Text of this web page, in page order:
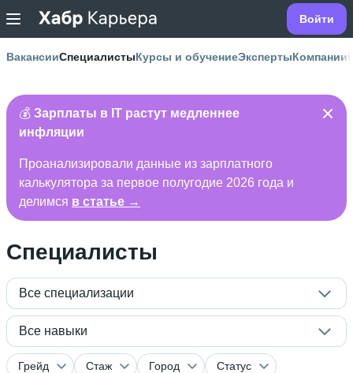
Войти
ВакансииСпециалистыКурсы и обучениеЭкспертыКомпании
💰 Зарплаты в IT растут медленнее
инфляции
Проанализировали данные из зарплатного
калькулятора за первое полугодие 2026 года и
делимся в статье →
Специалисты
Все специализации
Все навыки
Грейд Стаж Город
Статус